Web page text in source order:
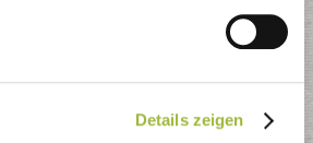
Details zeigen